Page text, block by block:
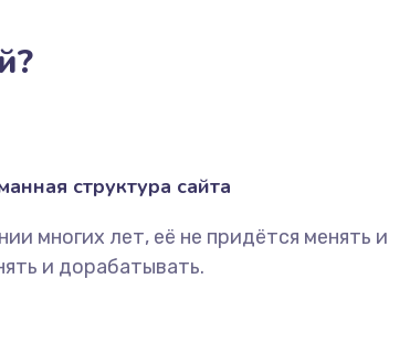
структура сайта
многих лет, её не придётся менять и
и дорабатывать.